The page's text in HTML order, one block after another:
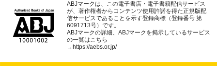
ABJマークは、この電子書店・電子書籍配信サービス
が、著作権者からコンテンツ使用許諾を得た正規版配
信サービスであることを示す登録商標（登録番号 第
6091713号）です。
ABJマークの詳細、ABJマークを掲示しているサービス
の一覧はこちら
→ https://aebs.or.jp/